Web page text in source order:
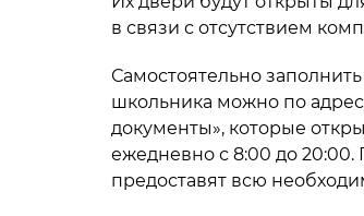
в связи с отсутствием
Самостоятельно
школьника можно по
документы», которые
ежедневно с 8:00 до
предоставят всю